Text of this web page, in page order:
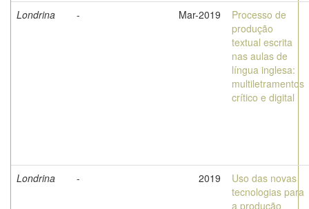
Londrina
- Mar-2019
Processo de
produção
textual escrita
nas aulas de
língua inglesa:
multiletramentos
crítico e digital
Londrina - 2019
Uso das novas
tecnologias para
a produção